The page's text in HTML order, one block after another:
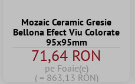
Mozaic Ceramic Gresie
Bellona Efect Viu Colorate
95x95mm
71,64 RON
pe Foaie(e)
( = 863,13 RON)